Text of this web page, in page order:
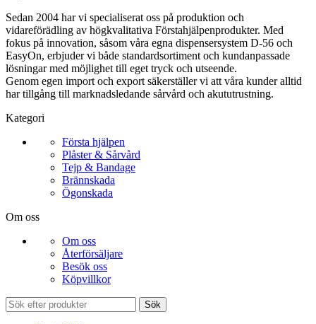
Sedan 2004 har vi specialiserat oss på produktion och
vidareförädling av högkvalitativa Förstahjälpenprodukter. Med
fokus på innovation, såsom våra egna dispensersystem D-56 och
EasyOn, erbjuder vi både standardsortiment och kundanpassade
lösningar med möjlighet till eget tryck och utseende.
Genom egen import och export säkerställer vi att våra kunder alltid
har tillgång till marknadsledande sårvård och akututrustning.
Kategori
Första hjälpen
Plåster & Sårvård
Tejp & Bandage
Brännskada
Ögonskada
Om oss
Om oss
Återförsäljare
Besök oss
Köpvillkor
Sök